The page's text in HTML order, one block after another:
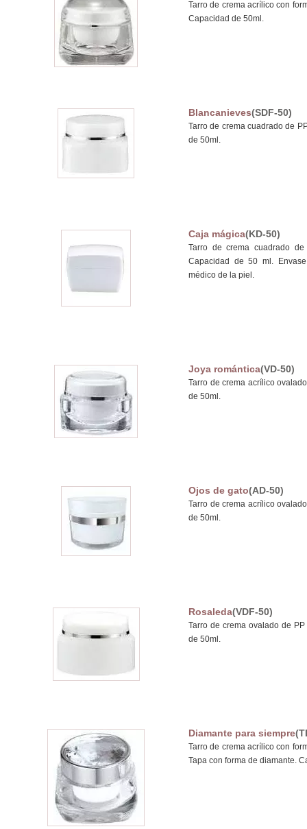
Tarro de crema acrílico con
Capacidad de 50ml.
Blancanieves(SDF-50)
Tarro de crema cuadrado de
de 50ml.
Caja mágica(KD-50)
Tarro de crema cuadrado
Capacidad de 50 ml.
médico de la piel.
Joya romántica(VD-50)
Tarro de crema acrílico
de 50ml.
Ojos de gato(AD-50)
Tarro de crema acrílico
de 50ml.
Rosaleda(VDF-50)
Tarro de crema ovalado de
de 50ml.
Diamante para siempre
Tarro de crema acrílico con
Tapa con forma de diamante.